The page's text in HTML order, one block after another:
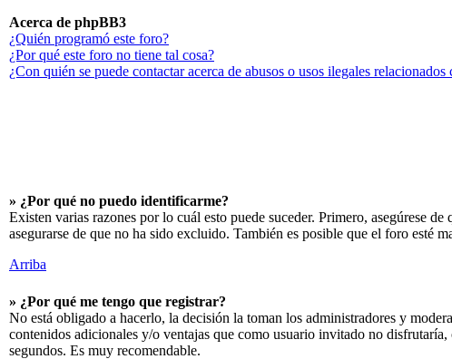
Acerca de phpBB3
¿Quién programó este foro?
¿Por qué este foro no tiene tal cosa?
¿Con quién se puede contactar acerca de abusos o usos ilegales relacionados
» ¿Por qué no puedo identificarme?
Existen varias razones por lo cuál esto puede suceder. Primero, asegúrese
asegurarse de que no ha sido excluido. También es posible que el foro esté
Arriba
» ¿Por qué me tengo que registrar?
No está obligado a hacerlo, la decisión la toman los administradores y
contenidos adicionales y/o ventajas que como usuario invitado no
segundos. Es muy recomendable.